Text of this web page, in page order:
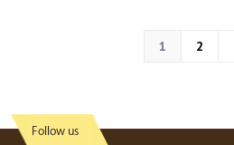
1 2
Follow us